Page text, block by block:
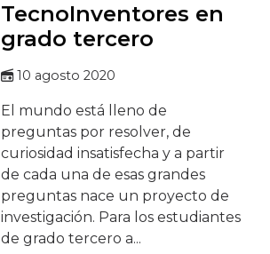
TecnoInventores en
grado tercero
10 agosto 2020
El mundo está lleno de
preguntas por resolver, de
curiosidad insatisfecha y a partir
de cada una de esas grandes
preguntas nace un proyecto de
investigación. Para los estudiantes
de grado tercero a...